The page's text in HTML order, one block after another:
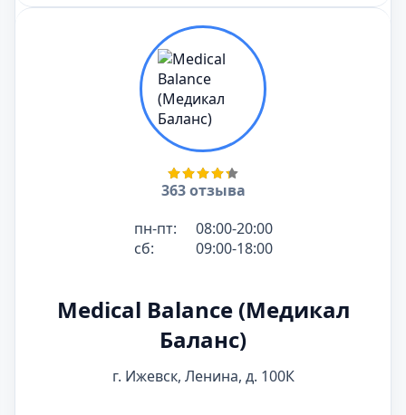
363 отзыва
пн-пт:
08:00-20:00
сб:
09:00-18:00
Medical Balance (Медикал
Баланс)
г. Ижевск, Ленина, д. 100К